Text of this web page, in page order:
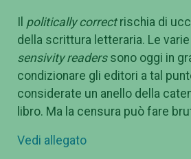
politically correctrischia di
della scrittura letteraria. Le
sensivity readerssono oggi in
condizionare gli editori a tal
considerate un anello della
libro. Ma la censura può fare
Vedi allegato